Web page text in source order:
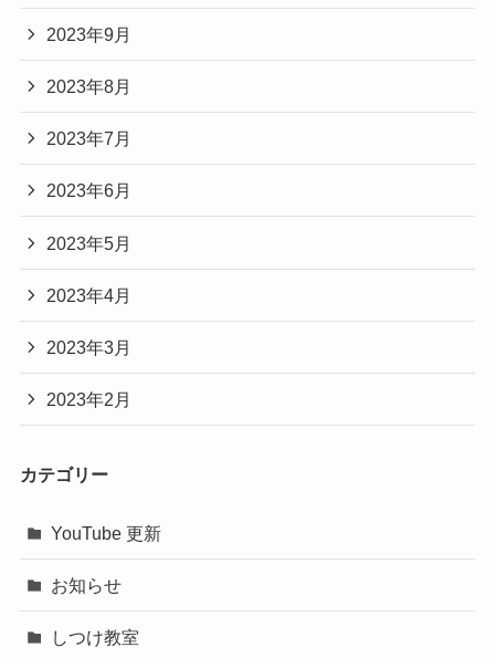
2023年9月
2023年8月
2023年7月
2023年6月
2023年5月
2023年4月
2023年3月
2023年2月
カテゴリー
YouTube 更新
お知らせ
しつけ教室